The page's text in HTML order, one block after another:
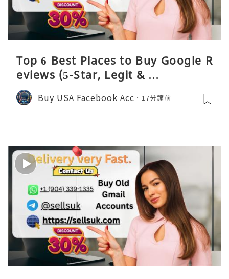
Top 6 Best Places to Buy Google R
eviews (5-Star, Legit & …
Buy USA Facebook Acc 17分鐘前